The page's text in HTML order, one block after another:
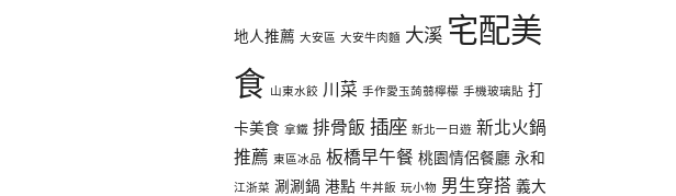
地人推薦 大安區 大安牛肉麵 大溪 宅配美
食 山東水餃 川菜 手作愛玉蒟蒻檸檬 手機玻璃貼 打
卡美食 拿鐵 排骨飯 插座 新北一日遊 新北火鍋
推薦 東區冰品 板橋早午餐 桃園情侶餐廳 永和
江浙菜 涮涮鍋 港點 牛丼飯 玩小物 男生穿搭 義大